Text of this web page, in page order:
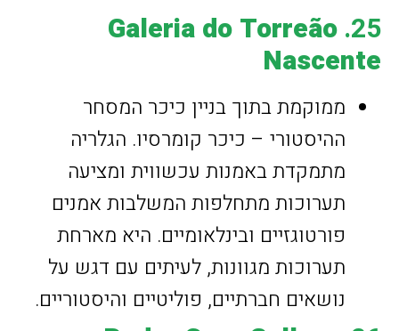
25.
Galeria do Torreão
Nascente
ממוקמת בתוך בניין כיכר המסחר
ההיסטורי – כיכר קומרסיו. הגלריה
מתמקדת באמנות עכשווית ומציעה
תערוכות מתחלפות המשלבות אמנים
פורטוגזיים ובינלאומיים. היא מארחת
תערוכות מגוונות, לעיתים עם דגש על
נושאים חברתיים, פוליטיים והיסטוריים.